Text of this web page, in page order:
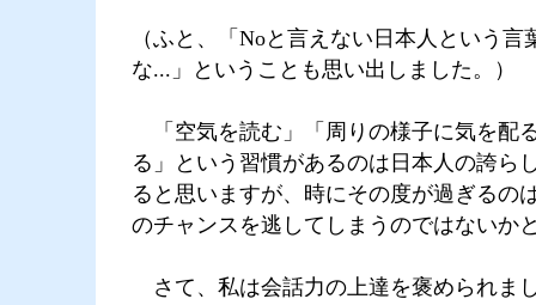
（ふと、「Noと言えない日本人という言
な...」ということも思い出しました。）
「空気を読む」「周りの様子に気を配
る」という習慣があるのは日本人の誇ら
ると思いますが、時にその度が過ぎるの
のチャンスを逃してしまうのではないか
さて、私は会話力の上達を褒められま